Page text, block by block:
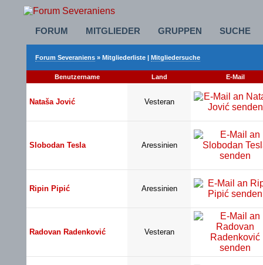
FORUM MITGLIEDER GRUPPEN SUCHE
Forum Severaniens » Mitgliederliste | Mitgliedersuche
Benutzername Land E-Mail
Nataša Jović Vesteran
Slobodan Tesla Aressinien
Ripin Pipić Aressinien
Radovan Radenković Vesteran